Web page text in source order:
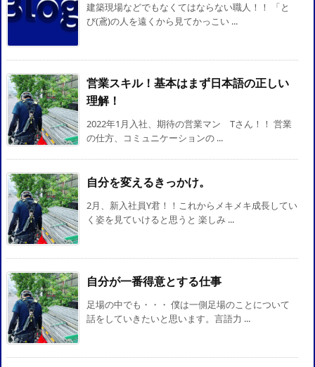
建築現場などでもなくてはならない職人！！ 「と
び(鳶)の人を遠くから見てかっこい ...
営業スキル！基本はまず日本語の正しい
理解！
2022年1月入社、期待の営業マン Tさん！！ 営業
の仕方、コミュニケーションの ...
自分を変えるきっかけ。
2月、新入社員Y君！！これからメキメキ成長してい
く姿を見ていけると思うと 楽しみ ...
自分が一番得意とする仕事
足場の中でも・・・ 僕は一側足場のことについて
話をしていきたいと思います。言語力 ...